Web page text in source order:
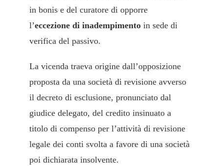
in bonis e del curatore di opporre
l’eccezione di inadempimento in sede di
verifica del passivo.
La vicenda traeva origine dall’opposizione
proposta da una società di revisione avverso
il decreto di esclusione, pronunciato dal
giudice delegato, del credito insinuato a
titolo di compenso per l’attività di revisione
legale dei conti svolta a favore di una società
poi dichiarata insolvente.